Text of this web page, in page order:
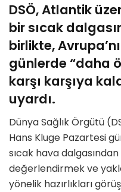
DSÖ, Atlantik
bir sıcak
birlikte,
günlerde “daha
karşı karşıya
uyardı.
Dünya Sağlık Örgütü
Hans Kluge Pazartesi
sıcak hava
değerlendirmek ve
yönelik hazırlıkları